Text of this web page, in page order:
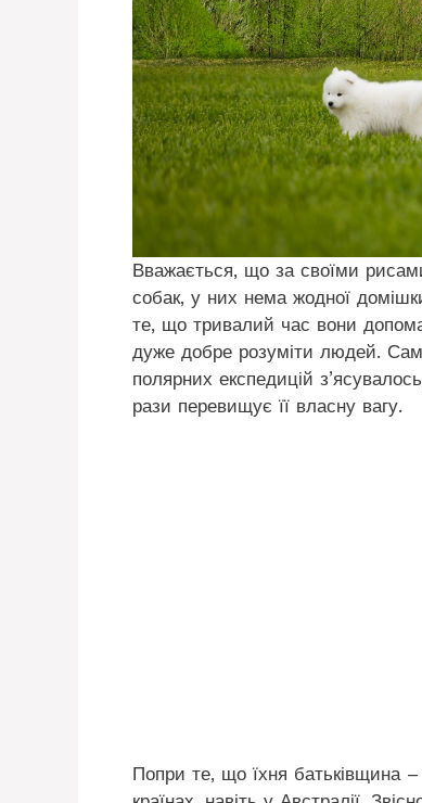
Вважається, що за своїми
собак, у них нема жодної
те, що тривалий час вони
дуже добре розуміти людей.
полярних експедицій
рази перевищує її власну вагу.
Попри те, що їхня батьківщина